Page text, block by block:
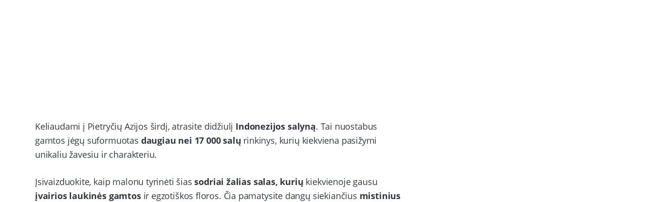
Keliaudami į Pietryčių Azijos širdį, atrasite didžiulį Indonezijos salyną. Tai nuostabus
gamtos jėgų suformuotas daugiau nei 17 000 salų rinkinys, kurių kiekviena pasižymi
unikaliu žavesiu ir charakteriu.
Įsivaizduokite, kaip malonu tyrinėti šiassodriai žalias salas, kurių kiekvienoje gausu
įvairios laukinės gamtosir egzotiškos floros. Čia pamatysite dangų siekiančius mistinius